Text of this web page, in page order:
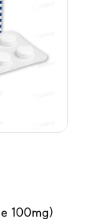
100mg)